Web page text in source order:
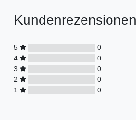
Kundenrezensionen
5
0
4
0
3
0
2
0
1
0